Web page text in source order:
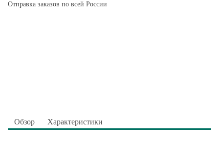
Отправка заказов по всей России
Обзор Характеристики